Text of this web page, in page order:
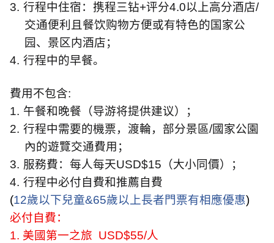
3. 行程中住宿：携程三钻+评分4.0以上高分酒店/
交通便利且餐饮购物方便或有特色的国家公
园、景区内酒店；
4. 行程中的早餐。
費用不包含:
1. 午餐和晚餐（导游将提供建议）；
2. 行程中需要的機票，渡輪，部分景區/國家公園
內的遊覽交通費用；
3. 服務費：每人每天USD$15 （大小同價）；
4. 行程中必付自費和推薦自費
(12歲以下兒童&65歲以上長者門票有相應優惠)
必付自費：
1. 美國第一之旅 USD$55/人